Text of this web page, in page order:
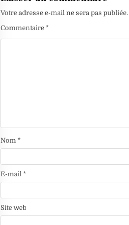
Votre adresse e-mail ne sera pas publiée.
Commentaire *
Nom *
E-mail *
Site web